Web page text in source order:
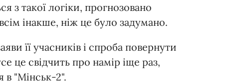
з такої логіки, прогнозовано
інакше, ніж це було задумано.
її учасників і спроба повернути
це свідчить про намір іще раз,
в "Мінськ-2".